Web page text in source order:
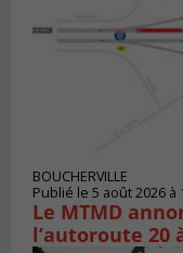
BOUCHERVILLE
Publié le 5 août 2026 à
Le MTMD
l’autoroute 20